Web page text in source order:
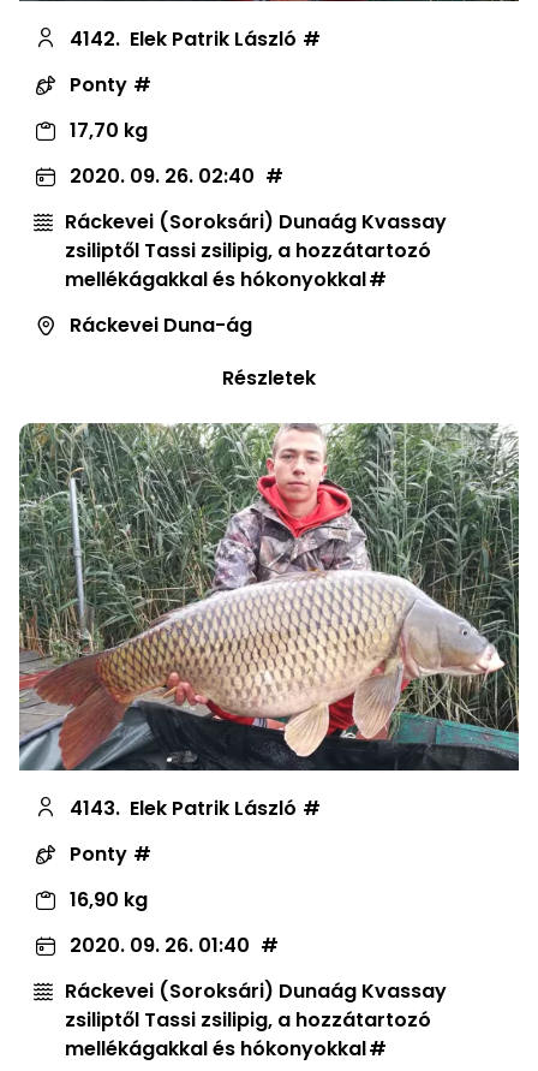
4142. Elek Patrik László
Ponty
17,70 kg
2020. 09. 26. 02:40
Ráckevei (Soroksári) Dunaág Kvassay
zsiliptől Tassi zsilipig, a hozzátartozó
mellékágakkal és hókonyokkal
Ráckevei Duna-ág
Részletek
4143. Elek Patrik László
Ponty
16,90 kg
2020. 09. 26. 01:40
Ráckevei (Soroksári) Dunaág Kvassay
zsiliptől Tassi zsilipig, a hozzátartozó
mellékágakkal és hókonyokkal